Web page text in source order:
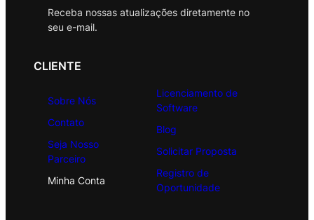
Receba nossas atualizações diretamente no
seu e-mail.
CLIENTE
Sobre Nós
Contato
Seja Nosso
Parceiro
Minha Conta
Licenciamento de
Software
Blog
Solicitar Proposta
Registro de
Oportunidade